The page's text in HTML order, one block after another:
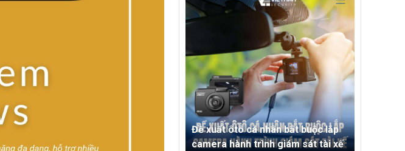
Đề xuất ôtô cá nhân bắt buộc lắp
camera hành trình giám sát tài xế